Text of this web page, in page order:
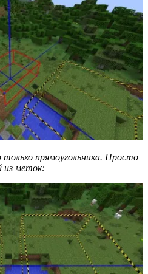
прямоугольника. Просто
из меток: